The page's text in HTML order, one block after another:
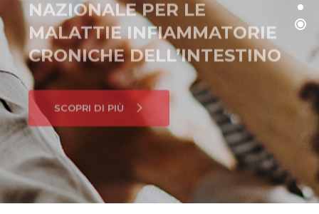
MALATTIE INFIAMMATORIE
CRONICHE DELL’INTESTINO
SCOPRI DI PIÙ